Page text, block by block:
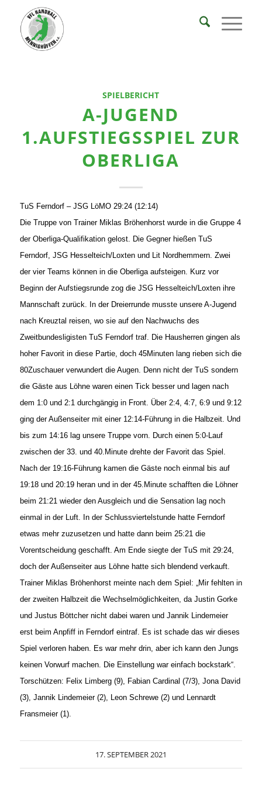
SPIELBERICHT
A-JUGEND
1.AUFSTIEGSSPIEL ZUR
OBERLIGA
TuS Ferndorf – JSG LöMO 29:24 (12:14)
Die Truppe von Trainer Miklas Bröhenhorst wurde in die Gruppe 4
der Oberliga-Qualifikation gelost. Die Gegner hießen TuS
Ferndorf, JSG Hesselteich/Loxten und Lit Nordhemmern. Zwei
der vier Teams können in die Oberliga aufsteigen. Kurz vor
Beginn der Aufstiegsrunde zog die JSG Hesselteich/Loxten ihre
Mannschaft zurück. In der Dreierrunde musste unsere A-Jugend
nach Kreuztal reisen, wo sie auf den Nachwuchs des
Zweitbundesligisten TuS Ferndorf traf. Die Hausherren gingen als
hoher Favorit in diese Partie, doch 45Minuten lang rieben sich die
80Zuschauer verwundert die Augen. Denn nicht der TuS sondern
die Gäste aus Löhne waren einen Tick besser und lagen nach
dem 1:0 und 2:1 durchgängig in Front. Über 2:4, 4:7, 6:9 und 9:12
ging der Außenseiter mit einer 12:14-Führung in die Halbzeit. Und
bis zum 14:16 lag unsere Truppe vorn. Durch einen 5:0-Lauf
zwischen der 33. und 40.Minute drehte der Favorit das Spiel.
Nach der 19:16-Führung kamen die Gäste noch einmal bis auf
19:18 und 20:19 heran und in der 45.Minute schafften die Löhner
beim 21:21 wieder den Ausgleich und die Sensation lag noch
einmal in der Luft. In der Schlussviertelstunde hatte Ferndorf
etwas mehr zuzusetzen und hatte dann beim 25:21 die
Vorentscheidung geschafft. Am Ende siegte der TuS mit 29:24,
doch der Außenseiter aus Löhne hatte sich blendend verkauft.
Trainer Miklas Bröhenhorst meinte nach dem Spiel: „Mir fehlten in
der zweiten Halbzeit die Wechselmöglichkeiten, da Justin Gorke
und Justus Böttcher nicht dabei waren und Jannik Lindemeier
erst beim Anpfiff in Ferndorf eintraf. Es ist schade das wir dieses
Spiel verloren haben. Es war mehr drin, aber ich kann den Jungs
keinen Vorwurf machen. Die Einstellung war einfach bockstark“.
Torschützen: Felix Limberg (9), Fabian Cardinal (7/3), Jona David
(3), Jannik Lindemeier (2), Leon Schrewe (2) und Lennardt
Fransmeier (1).
17. SEPTEMBER 2021